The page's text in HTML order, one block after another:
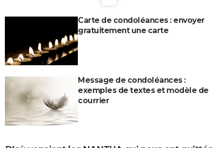
Carte de condoléances : envoyer
gratuitement une carte
Message de condoléances :
exemples de textes et modèle de
courrier